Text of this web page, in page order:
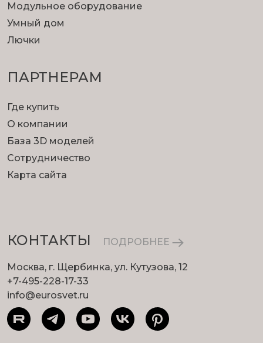
Модульное оборудование
Умный дом
Лючки
ПАРТНЕРАМ
Где купить
О компании
База 3D моделей
Сотрудничество
Карта сайта
КОНТАКТЫ ПОДРОБНЕЕ
Москва, г. Щербинка, ул. Кутузова, 12
+7-495-228-17-33
info@eurosvet.ru